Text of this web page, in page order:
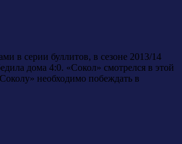
в серии буллитов, в сезоне 2013/14
дома 4:0. «Сокол» смотрелся в этой
необходимо побеждать в